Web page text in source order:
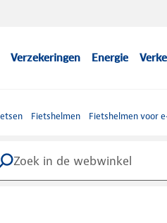
Verzekeringen Energie
Fietshelmen Fietshelmen voor